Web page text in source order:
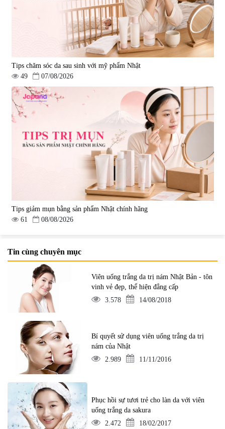
Tips chăm sóc da sau sinh với mỹ phẩm Nhật
49
07/08/2026
Tips giảm mụn bằng sản phẩm Nhật chính hãng
61
08/08/2026
Tin cùng chuyên mục
Viên uống trắng da trị nám Nhật Bản - tôn
vinh vẻ đẹp, thể hiện đẳng cấp
3.578
14/08/2018
Bí quyết sử dụng viên uống trắng da trị
nám của Nhật
2.989
11/11/2016
Phục hồi sự tươi trẻ cho làn da với viên
uống trắng da sakura
2.472
18/02/2017